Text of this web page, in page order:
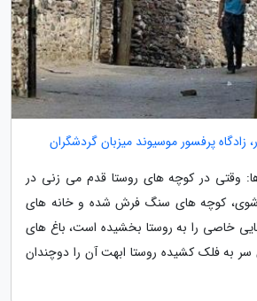
زادگاه پرفسور موسیوند میزبان گردشگران
ها: وقتی در کوچه های روستا قدم می زنی در
شوی، کوچه های سنگ فرش شده و خانه های
خاصی را به روستا بخشیده است، باغ های
سر به فلک کشیده روستا ابهت آن را دوچندان